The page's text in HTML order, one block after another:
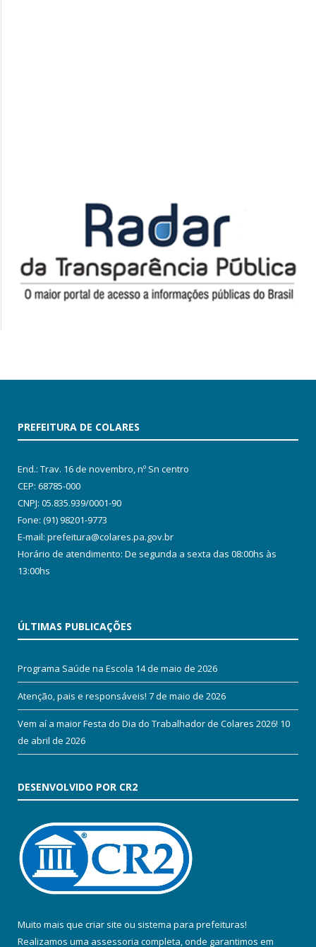
PREFEITURA DE COLARES
End.: Trav. 16 de novembro, nº Sn centro
CEP: 68785-000
CNPJ: 05.835.939/0001-90
Fone: (91) 98201-9773
E-mail: prefeitura@colares.pa.gov.br
Horário de atendimento: De segunda a sexta das 08:00hs às
13:00hs
ÚLTIMAS PUBLICAÇÕES
Programa Saúde na Escola 14 de maio de 2026
Atenção, pais e responsáveis! 7 de maio de 2026
Vem aí a maior Festa do Dia do Trabalhador de Colares 2026! 10
de abril de 2026
DESENVOLVIDO POR CR2
Muito mais que criar site ou sistema para prefeituras!
Realizamos uma assessoria completa, onde garantimos em